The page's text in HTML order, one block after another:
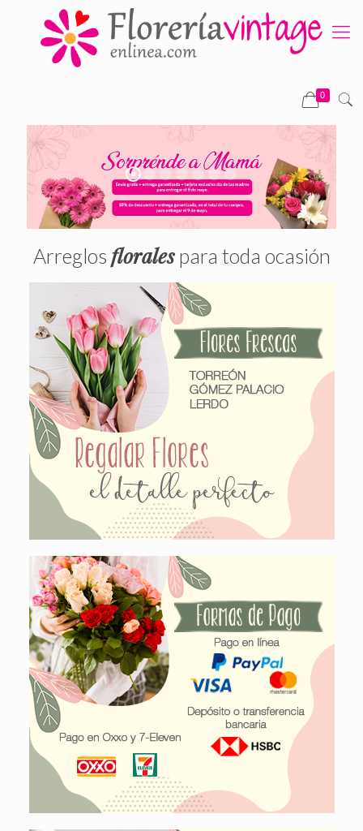
0
Arreglos floralespara toda ocasión
Contamos con
SERVICIO A DOMICILIO
Consulta nuestras
FORMAS DE PAGO